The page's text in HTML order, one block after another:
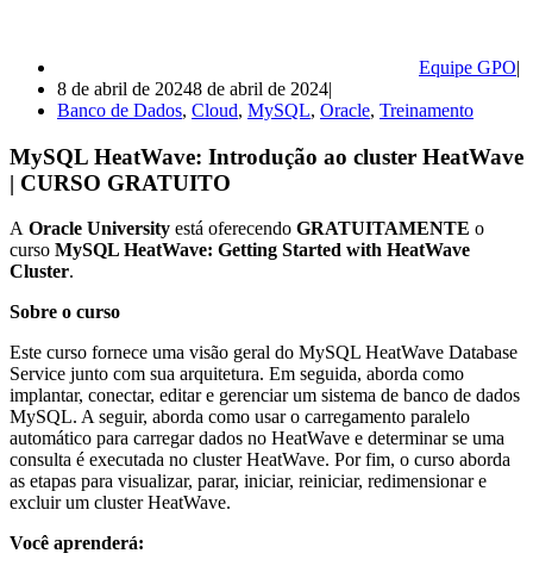
Equipe GPO
8 de abril de 20248 de abril de 2024
Banco de Dados, Cloud, MySQL, Oracle, Treinamento
MySQL HeatWave: Introdução ao cluster HeatWave
| CURSO GRATUITO
A Oracle University está oferecendo GRATUITAMENTE o
curso MySQL HeatWave: Getting Started with HeatWave
Cluster.
Sobre o curso
Este curso fornece uma visão geral do MySQL HeatWave Database
Service junto com sua arquitetura. Em seguida, aborda como
implantar, conectar, editar e gerenciar um sistema de banco de dados
MySQL. A seguir, aborda como usar o carregamento paralelo
automático para carregar dados no HeatWave e determinar se uma
consulta é executada no cluster HeatWave. Por fim, o curso aborda
as etapas para visualizar, parar, iniciar, reiniciar, redimensionar e
excluir um cluster HeatWave.
Você aprenderá: